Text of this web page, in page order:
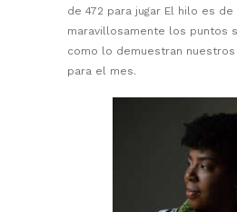
de 472 para jugar El hilo es
maravillosamente los puntos
como lo demuestran
para el mes.